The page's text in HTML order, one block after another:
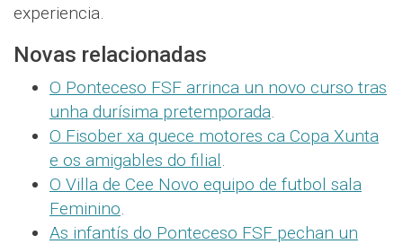
experiencia.
Novas relacionadas
O Ponteceso FSF arrinca un novo curso tras
unha durísima pretemporada.
O Fisober xa quece motores ca Copa Xunta
e os amigables do filial.
O Villa de Cee Novo equipo de futbol sala
Feminino.
As infantís do Ponteceso FSF pechan un